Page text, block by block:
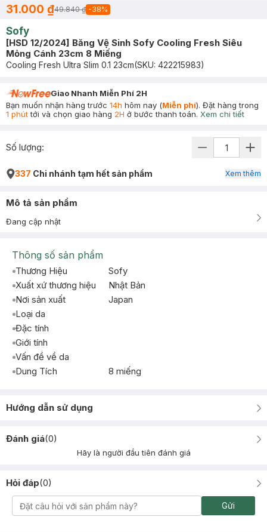
31.000 ₫49.840 ₫ -38%
Sofy
[HSD 12/2024] Băng Vệ Sinh Sofy Cooling Fresh Siêu
Mỏng Cánh 23cm 8 Miếng
Cooling Fresh Ultra Slim 0.1 23cm(SKU: 422215983)
Giao Nhanh Miễn Phí 2H
Bạn muốn nhận hàng trước 14h hôm nay (Miễn phí). Đặt hàng trong
1 phúttới và chọn giao hàng 2H ở bước thanh toán. Xem chi tiết
Số lượng:
337 Chi nhánh tạm hết sản phẩm Xem thêm
Mô tả sản phẩm
Đang cập nhật
Thông số sản phẩm
Thương Hiệu
Sofy
Xuất xứ thương hiệu
Nhật Bản
Nơi sản xuất
Japan
Loại da
Đặc tính
Giới tính
Vấn đề về da
Dung Tích
8 miếng
Hướng dẫn sử dụng
Đánh giá(0)
Hãy là người đầu tiên đánh giá
Hỏi đáp(0)
Gửi